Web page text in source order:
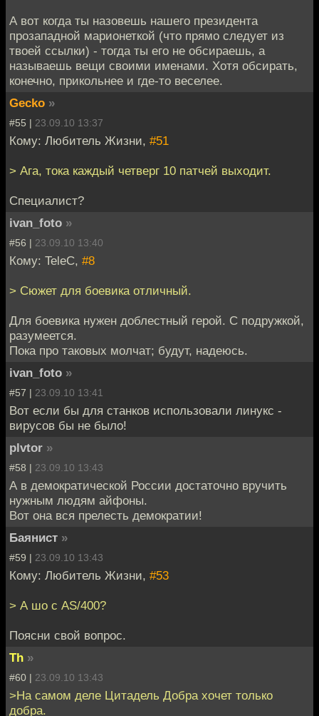
А вот когда ты назовешь нашего президента
прозападной марионеткой (что прямо следует из
твоей ссылки) - тогда ты его не обсираешь, а
называешь вещи своими именами. Хотя обсирать,
конечно, прикольнее и где-то веселее.
Gecko »
#55 | 23.09.10 13:37
Кому: Любитель Жизни, #51
> Ага, тока каждый четверг 10 патчей выходит.
Специалист?
ivan_foto »
#56 | 23.09.10 13:40
Кому: TeleC, #8
> Сюжет для боевика отличный.
Для боевика нужен доблестный герой. С подружкой,
разумеется.
Пока про таковых молчат; будут, надеюсь.
ivan_foto »
#57 | 23.09.10 13:41
Вот если бы для станков использовали линукс -
вирусов бы не было!
plvtor »
#58 | 23.09.10 13:43
А в демократической России достаточно вручить
нужным людям айфоны.
Вот она вся прелесть демократии!
Баянист »
#59 | 23.09.10 13:43
Кому: Любитель Жизни, #53
> А шо с AS/400?
Поясни свой вопрос.
Th »
#60 | 23.09.10 13:43
>На самом деле Цитадель Добра хочет только
добра.